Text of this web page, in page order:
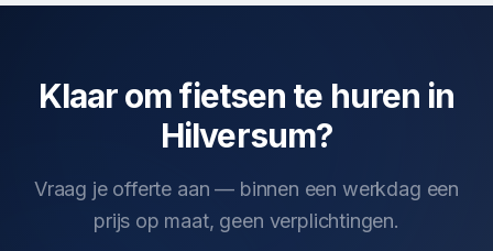
Klaar om fietsen te huren in
Hilversum?
Vraag je offerte aan — binnen een werkdag een
prijs op maat, geen verplichtingen.